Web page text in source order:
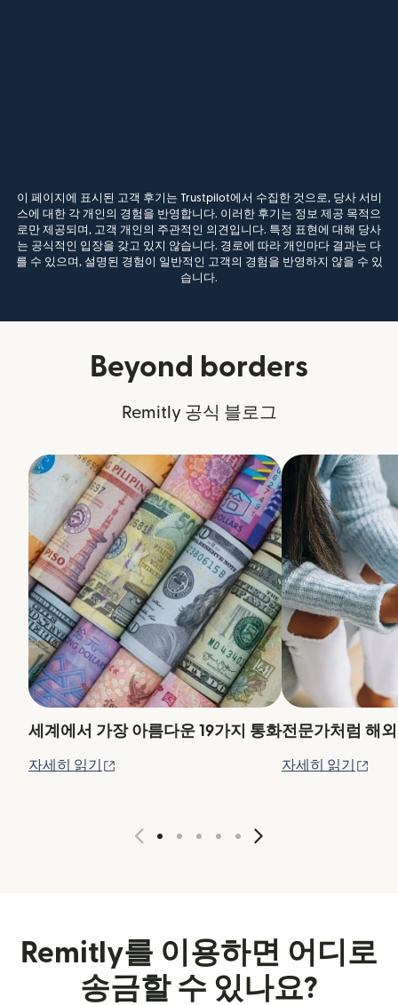
이 페이지에 표시된 고객 후기는 Trustpilot에서 수집한 것으로, 당사 서비
스에 대한 각 개인의 경험을 반영합니다. 이러한 후기는 정보 제공 목적으
로만 제공되며, 고객 개인의 주관적인 의견입니다. 특정 표현에 대해 당사
는 공식적인 입장을 갖고 있지 않습니다. 경로에 따라 개인마다 결과는 다
를 수 있으며, 설명된 경험이 일반적인 고객의 경험을 반영하지 않을 수 있
습니다.
Beyond borders
Remitly 공식 블로그
세계에서 가장 아름다운 19가지 통화
자세히 읽기
전문가처럼 해
자세히 읽기
Remitly를 이용하면 어디로
송금할 수 있나요?